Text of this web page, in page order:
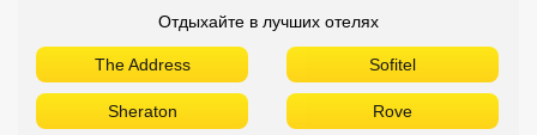
Отдыхайте в лучших отелях
The Address Sofitel
Sheraton Rove